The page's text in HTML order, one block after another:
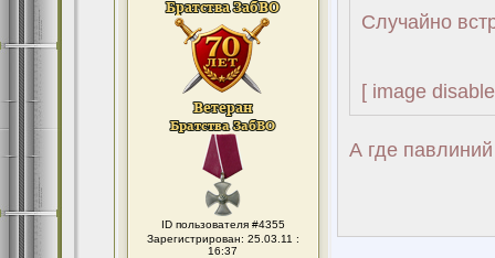
ID пользователя #4355
Зарегистрирован: 25.03.11 :
16:37
Случайно
[ image
А где павлиний